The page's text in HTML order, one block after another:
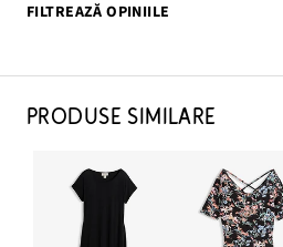
FILTREAZĂ OPINIILE
PRODUSE SIMILARE